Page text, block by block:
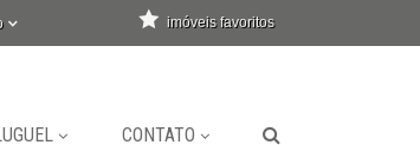
imóveis favoritos
CONTATO